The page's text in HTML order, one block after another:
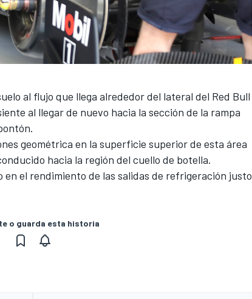
al flujo que llega alrededor del lateral del Red Bull
al llegar de nuevo hacia la sección de la rampa
geométrica en la superficie superior de esta área
hacia la región del cuello de botella.
el rendimiento de las salidas de refrigeración justo
o guarda esta historia